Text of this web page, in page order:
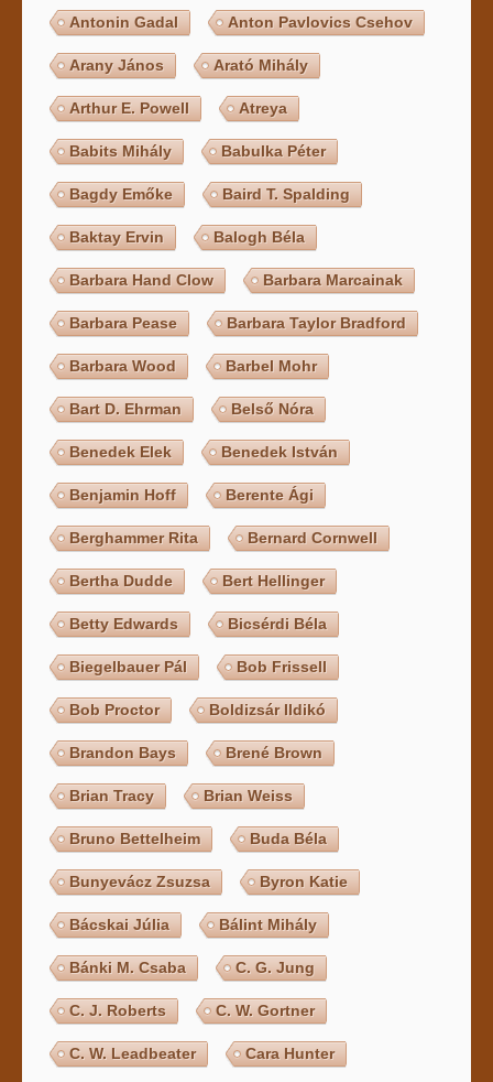
Antonin Gadal Anton Pavlovics Csehov
Arany János Arató Mihály
Arthur E. Powell Atreya
Babits Mihály Babulka Péter
Bagdy Emőke Baird T. Spalding
Baktay Ervin Balogh Béla
Barbara Hand Clow Barbara Marcainak
Barbara Pease Barbara Taylor Bradford
Barbara Wood Barbel Mohr
Bart D. Ehrman Belső Nóra
Benedek Elek Benedek István
Benjamin Hoff Berente Ági
Berghammer Rita Bernard Cornwell
Bertha Dudde Bert Hellinger
Betty Edwards Bicsérdi Béla
Biegelbauer Pál Bob Frissell
Bob Proctor Boldizsár Ildikó
Brandon Bays Brené Brown
Brian Tracy Brian Weiss
Bruno Bettelheim Buda Béla
Bunyevácz Zsuzsa Byron Katie
Bácskai Júlia Bálint Mihály
Bánki M. Csaba C. G. Jung
C. J. Roberts C. W. Gortner
C. W. Leadbeater Cara Hunter